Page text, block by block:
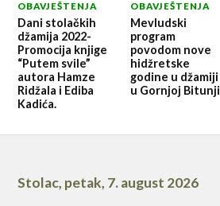
OBAVJEŠTENJA
Dani stolačkih
džamija 2022-
Promocija knjige
“Putem svile”
autora Hamze
Ridžala i Ediba
Kadića.
OBAVJEŠTENJA
Mevludski
program
povodom nove
hidžretske
godine u džamiji
u Gornjoj Bitunji
Stolac, petak, 7. august 2026